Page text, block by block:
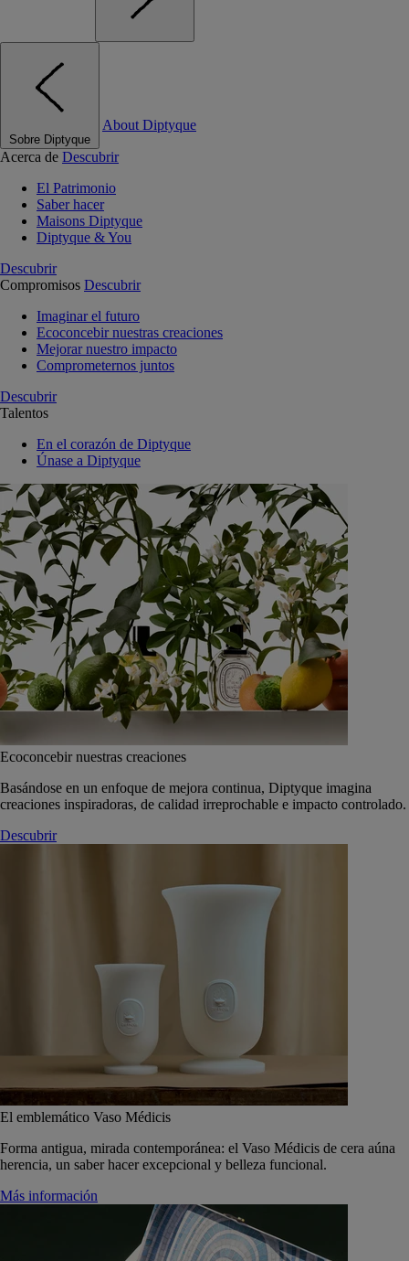
Sobre Diptyque
About Diptyque
Acerca de Descubrir
El Patrimonio
Saber hacer
Maisons Diptyque
Diptyque & You
Descubrir
Compromisos Descubrir
Imaginar el futuro
Ecoconcebir nuestras creaciones
Mejorar nuestro impacto
Comprometernos juntos
Descubrir
Talentos
En el corazón de Diptyque
Únase a Diptyque
Ecoconcebir nuestras creaciones
Basándose en un enfoque de mejora continua, Diptyque imagina
creaciones inspiradoras, de calidad irreprochable e impacto controlado.
Descubrir
El emblemático Vaso Médicis
Forma antigua, mirada contemporánea: el Vaso Médicis de cera aúna
herencia, un saber hacer excepcional y belleza funcional.
Más información